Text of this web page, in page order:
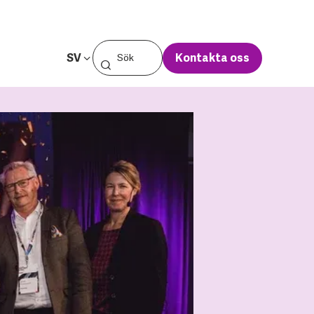
SV Kontakta oss